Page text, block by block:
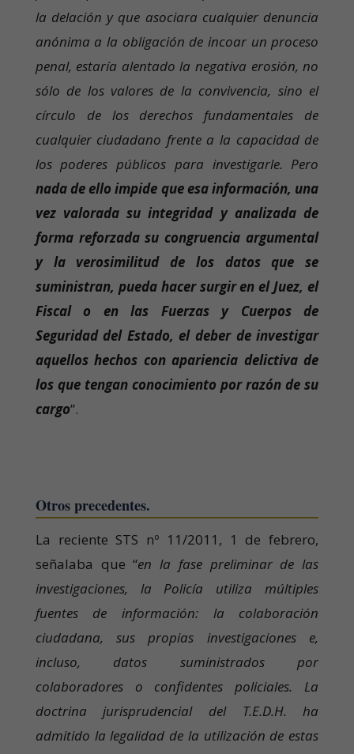
la delación y que asociara cualquier denuncia
anónima a la obligación de incoar un proceso
penal, estaría alentado la negativa erosión, no
sólo de los valores de la convivencia, sino el
círculo de los derechos fundamentales de
cualquier ciudadano frente a la capacidad de
los poderes públicos para investigarle. Pero
nada de ello impide que esa información, una
vez valorada su integridad y analizada de
forma reforzada su congruencia argumental
y la verosimilitud de los datos que se
suministran, pueda hacer surgir en el Juez, el
Fiscal o en las Fuerzas y Cuerpos de
Seguridad del Estado, el deber de investigar
aquellos hechos con apariencia delictiva de
los que tengan conocimiento por razón de su
cargo”.
Otros precedentes.
La reciente STS nº 11/2011, 1 de febrero,
señalaba que “en la fase preliminar de las
investigaciones, la Policía utiliza múltiples
fuentes de información: la colaboración
ciudadana, sus propias investigaciones e,
incluso, datos suministrados por
colaboradores o confidentes policiales. La
doctrina jurisprudencial del T.E.D.H. ha
admitido la legalidad de la utilización de estas